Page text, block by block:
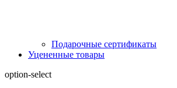
Подарочные сертификаты
Уцененные товары
option-select